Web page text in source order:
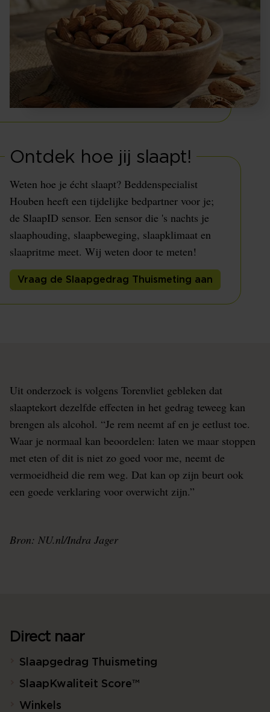
Ontdek hoe jij slaapt!
Weten hoe je écht slaapt? Beddenspecialist
Houben heeft een tijdelijke bedpartner voor je;
de SlaapID sensor. Een sensor die 's nachts je
slaaphouding, slaapbeweging, slaapklimaat en
slaapritme meet. Wij weten door te meten!
Vraag de Slaapgedrag Thuismeting aan
Uit onderzoek is volgens Torenvliet gebleken dat
slaaptekort dezelfde effecten in het gedrag teweeg kan
brengen als alcohol. “Je rem neemt af en je eetlust toe.
Waar je normaal kan beoordelen: laten we maar stoppen
met eten of dit is niet zo goed voor me, neemt de
vermoeidheid die rem weg. Dat kan op zijn beurt ook
een goede verklaring voor overwicht zijn.”
Bron: NU.nl/Indra Jager
Direct naar
Slaapgedrag Thuismeting
SlaapKwaliteit Score™
Winkels